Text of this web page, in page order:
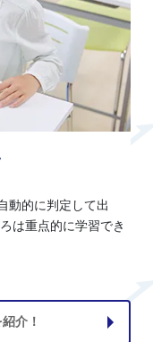
動的に判定して出
は重点的に学習でき
介！